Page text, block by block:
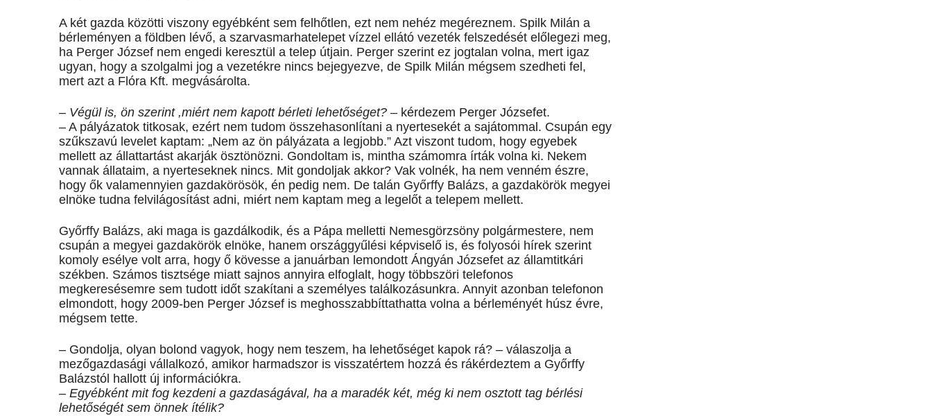
A két gazda közötti viszony egyébként sem felhőtlen, ezt nem nehéz megéreznem. Spilk Milán a
bérleményen a földben lévő, a szarvasmarhatelepet vízzel ellátó vezeték felszedését előlegezi meg,
ha Perger József nem engedi keresztül a telep útjain. Perger szerint ez jogtalan volna, mert igaz
ugyan, hogy a szolgalmi jog a vezetékre nincs bejegyezve, de Spilk Milán mégsem szedheti fel,
mert azt a Flóra Kft. megvásárolta.
– Végül is, ön szerint ,miért nem kapott bérleti lehetőséget? – kérdezem Perger Józsefet.
– A pályázatok titkosak, ezért nem tudom összehasonlítani a nyertesekét a sajátommal. Csupán egy
szűkszavú levelet kaptam: „Nem az ön pályázata a legjobb.” Azt viszont tudom, hogy egyebek
mellett az állattartást akarják ösztönözni. Gondoltam is, mintha számomra írták volna ki. Nekem
vannak állataim, a nyerteseknek nincs. Mit gondoljak akkor? Vak volnék, ha nem venném észre,
hogy ők valamennyien gazdakörösök, én pedig nem. De talán Győrffy Balázs, a gazdakörök megyei
elnöke tudna felvilágosítást adni, miért nem kaptam meg a legelőt a telepem mellett.
Győrffy Balázs, aki maga is gazdálkodik, és a Pápa melletti Nemesgörzsöny polgármestere, nem
csupán a megyei gazdakörök elnöke, hanem országgyűlési képviselő is, és folyosói hírek szerint
komoly esélye volt arra, hogy ő kövesse a januárban lemondott Ángyán Józsefet az államtitkári
székben. Számos tisztsége miatt sajnos annyira elfoglalt, hogy többszöri telefonos
megkeresésemre sem tudott időt szakítani a személyes találkozásunkra. Annyit azonban telefonon
elmondott, hogy 2009-ben Perger József is meghosszabbíttathatta volna a bérleményét húsz évre,
mégsem tette.
– Gondolja, olyan bolond vagyok, hogy nem teszem, ha lehetőséget kapok rá? – válaszolja a
mezőgazdasági vállalkozó, amikor harmadszor is visszatértem hozzá és rákérdeztem a Győrffy
Balázstól hallott új információkra.
– Egyébként mit fog kezdeni a gazdaságával, ha a maradék két, még ki nem osztott tag bérlési
lehetőségét sem önnek ítélik?